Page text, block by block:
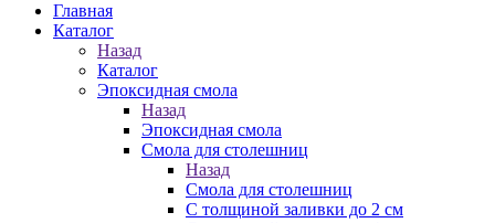
Главная
Каталог
Назад
Каталог
Эпоксидная смола
Назад
Эпоксидная смола
Смола для столешниц
Назад
Смола для столешниц
С толщиной заливки до 2 см